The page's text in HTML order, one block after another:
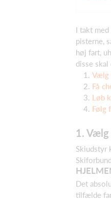
I takt
pisterne,
høj fart,
disse
Vælg
Få
Løb
Følg
1.
Skiudstyr
Det
tilfælde